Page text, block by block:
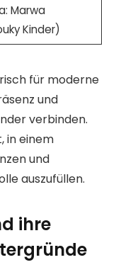
Marwa
Kinder)
für moderne
und
verbinden.
in einem
und
auszufüllen.
ihre